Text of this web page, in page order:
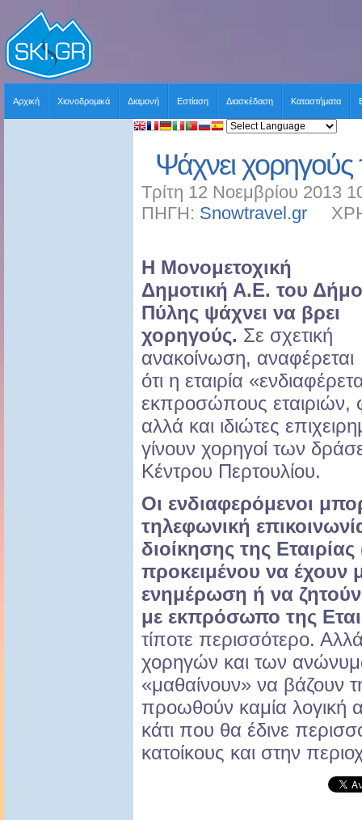
Αρχική Χιονοδρομικά Διαμονή Εστίαση Διασκέδαση Καταστήματα
Ψάχνει χορηγούς
Τρίτη 12 Νοεμβρίου 2013
ΠΗΓΗ: Snowtravel.gr
Η Μονομετοχική
Δημοτική Α.Ε. του
Πύλης ψάχνει να βρει
χορηγούς. Σε σχετική
ανακοίνωση, αναφέρεται
ότι η εταιρία
εκπροσώπους εταιριών,
αλλά και ιδιώτες
γίνουν χορηγοί των
Κέντρου Περτουλίου.
Οι ενδιαφερόμενοι
τηλεφωνική
διοίκησης της
προκειμένου να έχουν
ενημέρωση ή να ζητούν
με εκπρόσωπο της
τίποτε περισσότερο.
χορηγών και των
«μαθαίνουν» να βάζουν
προωθούν καμία λογική
κάτι που θα έδινε
κατοίκους και στην